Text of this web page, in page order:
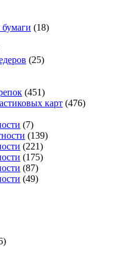
(18)
(25)
(451)
карт (476)
(7)
(139)
(221)
(175)
(87)
(49)